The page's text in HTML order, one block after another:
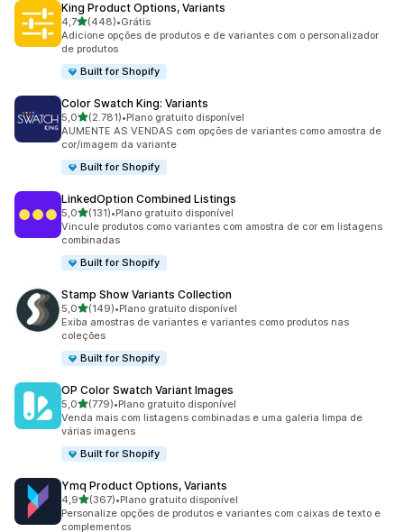
King Product Options, Variants
4,7de 5 estrelas
(448)
448 avaliações ao todo
•Grátis
Adicione opções de produtos e de variantes com o personalizador
de produtos
Built for Shopify
Color Swatch King: Variants
5,0de 5 estrelas
(2.781)
2781 avaliações ao todo
•Plano gratuito disponível
AUMENTE AS VENDAS com opções de variantes como amostra de
cor/imagem da variante
Built for Shopify
LinkedOption Combined Listings
5,0de 5 estrelas
(131)
131 avaliações ao todo
•Plano gratuito disponível
Vincule produtos como variantes com amostra de cor em listagens
combinadas
Built for Shopify
Stamp Show Variants Collection
5,0de 5 estrelas
(149)
149 avaliações ao todo
•Plano gratuito disponível
Exiba amostras de variantes e variantes como produtos nas
coleções
Built for Shopify
OP Color Swatch Variant Images
5,0de 5 estrelas
(779)
779 avaliações ao todo
•Plano gratuito disponível
Venda mais com listagens combinadas e uma galeria limpa de
várias imagens
Built for Shopify
Ymq Product Options, Variants
4,9de 5 estrelas
(367)
367 avaliações ao todo
•Plano gratuito disponível
Personalize opções de produtos e variantes com caixas de texto e
complementos